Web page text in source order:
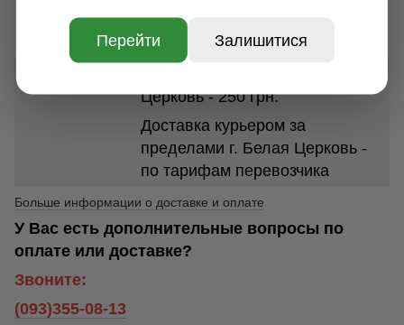
размеров и веса посылки от 35
грн.
Церковь - 250 грн.
Доставка курьером за
пределами г. Белая Церковь -
по тарифам перевозчика
Больше информации о доставке и оплате
У Вас есть дополнительные вопросы по
оплате или доставке?
Звоните:
(093)355-08-13
Перейти Залишитися